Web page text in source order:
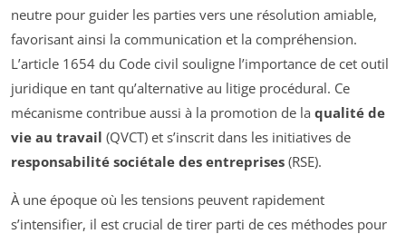
neutre pour guider les parties vers une résolution amiable,
favorisant ainsi la communication et la compréhension.
L’article 1654 du Code civil souligne l’importance de cet outil
juridique en tant qu’alternative au litige procédural. Ce
mécanisme contribue aussi à la promotion de la qualité de
vie au travail (QVCT) et s’inscrit dans les initiatives de
responsabilité sociétale des entreprises (RSE).
À une époque où les tensions peuvent rapidement
s’intensifier, il est crucial de tirer parti de ces méthodes pour